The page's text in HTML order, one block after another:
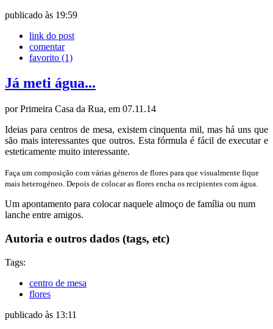
publicado às 19:59
link do post
comentar
favorito (1)
Já meti água...
por Primeira Casa da Rua, em 07.11.14
Ideias para centros de mesa, existem cinquenta mil, mas há uns que
são mais interessantes que outros. Esta fórmula é fácil de executar e
esteticamente muito interessante.
Faça um composição com várias géneros de flores para que visualmente fique
mais heterogéneo. Depois de colocar as flores encha os recipientes com água.
Um apontamento para colocar naquele almoço de família ou num
lanche entre amigos.
Autoria e outros dados (tags, etc)
Tags:
centro de mesa
flores
publicado às 13:11